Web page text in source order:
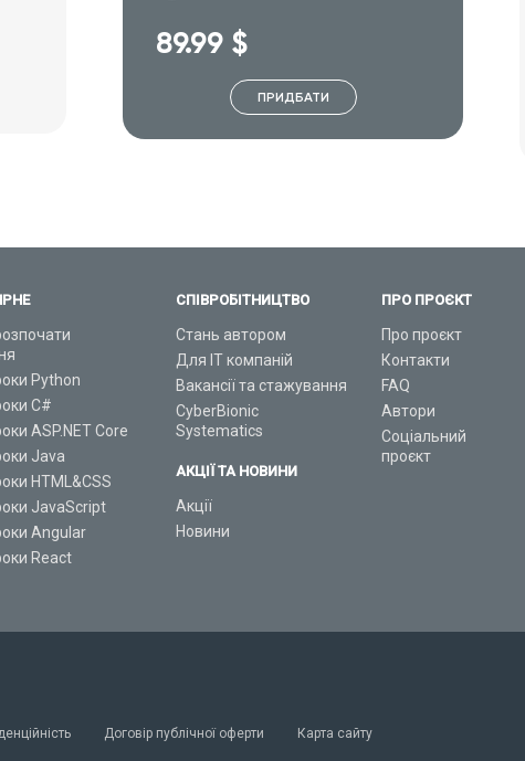
89.99 $
ПРИДБАТИ
Python
C#
ASP.NET Core
Java
HTML&CSS
JavaScript
Angular
React
СПІВРОБІТНИЦТВО
Стань автором
Для ІТ компаній
Вакансії та стажування
CyberBionic
Systematics
АКЦІЇ ТА НОВИНИ
Акції
Новини
ПРО ПРОЄКТ
Про проєкт
Контакти
FAQ
Автори
Соціальний
проєкт
Договір публічної оферти Карта сайту